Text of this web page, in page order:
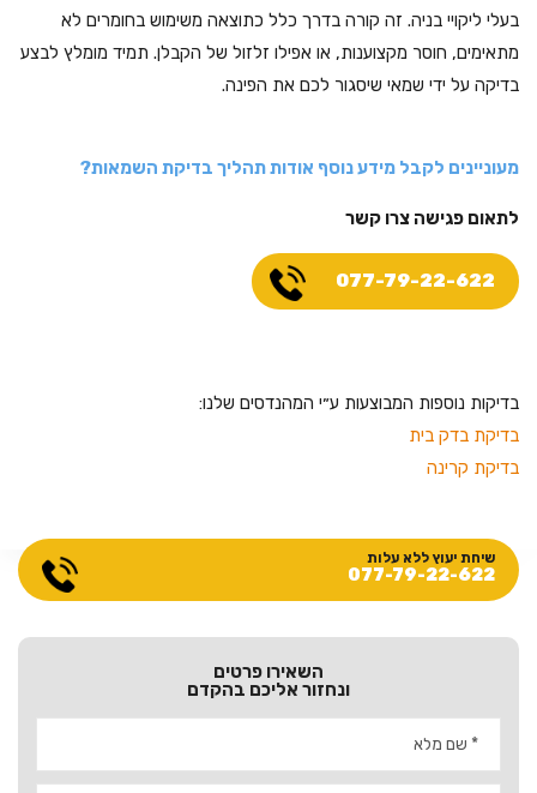
בעלי ליקויי בניה. זה קורה בדרך כלל כתוצאה משימוש בחומרים לא
מתאימים, חוסר מקצוענות, או אפילו זלזול של הקבלן. תמיד מומלץ לבצע
בדיקה על ידי שמאי שיסגור לכם את הפינה.
מעוניינים לקבל מידע נוסף אודות תהליך בדיקת השמאות?
לתאום פגישה צרו קשר
077-79-22-622
בדיקות נוספות המבוצעות ע״י המהנדסים שלנו:
בדיקת בדק בית
בדיקת קרינה
שיחת יעוץ ללא עלות
077-79-22-622
השאירו פרטים
ונחזור אליכם בהקדם